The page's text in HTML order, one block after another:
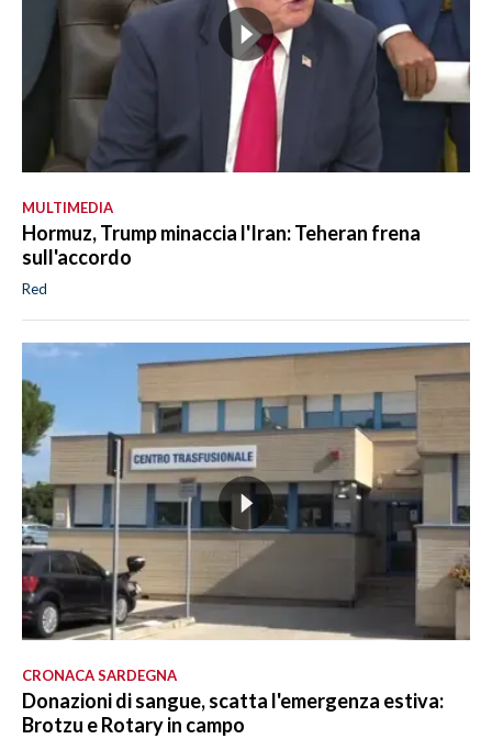
MULTIMEDIA
Hormuz, Trump minaccia l'Iran: Teheran frena
sull'accordo
Red
CRONACA SARDEGNA
Donazioni di sangue, scatta l'emergenza estiva:
Brotzu e Rotary in campo